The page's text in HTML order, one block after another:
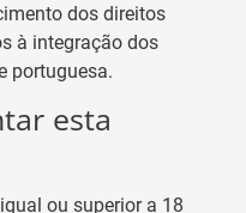
dos direitos
à integração dos
portuguesa.
esta
ou superior a 18